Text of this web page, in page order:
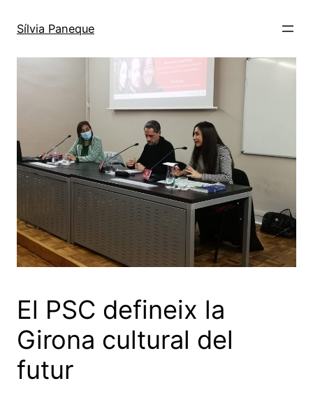
Sílvia Paneque
El PSC defineix la
Girona cultural del
futur